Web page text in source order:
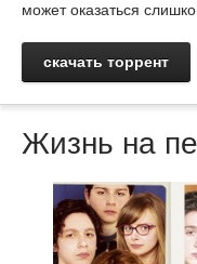
может оказаться
скачать торрент
Жизнь на